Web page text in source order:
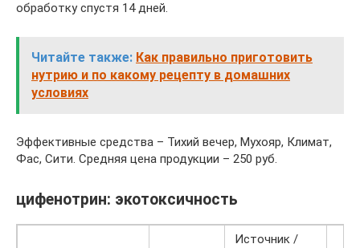
обработку спустя 14 дней.
Читайте также: Как правильно приготовить
нутрию и по какому рецепту в домашних
условиях
Эффективные средства – Тихий вечер, Мухояр, Климат,
Фас, Сити. Средняя цена продукции – 250 руб.
цифенотрин: экотоксичность
Источник /